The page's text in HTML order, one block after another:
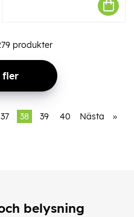
produkter
fler
37 38 39 40 Nästa »
belysning